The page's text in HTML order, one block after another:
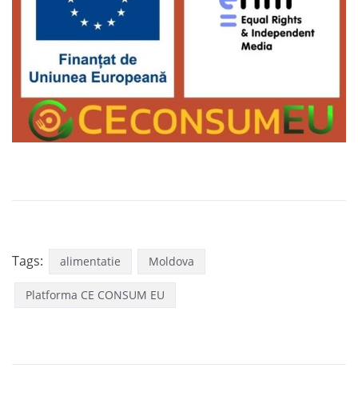
Tags: alimentatie Moldova
Platforma CE CONSUM EU